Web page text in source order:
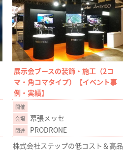
展示会ブースの装飾・施工（2コ
マ・角コマタイプ）【イベント事
例・実績】
幕張メッセ
PRODRONE
株式会社ステップの低コスト＆高品